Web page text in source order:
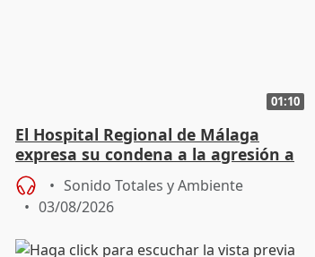
01:10
El Hospital Regional de Málaga
expresa su condena a la agresión a
dos enfermeras de Urgencias
Sonido Totales y Ambiente
03/08/2026